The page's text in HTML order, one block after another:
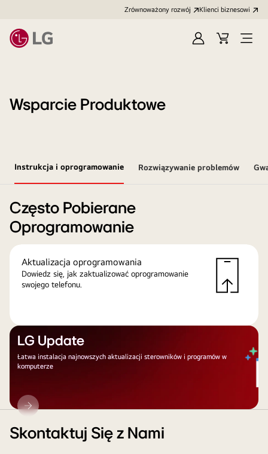
Zrównoważony rozwój Klienci biznesowi
ZalogujKoszyk
Wsparcie Produktowe
Instrukcja i oprogramowanie Rozwiązywanie problemów
Często Pobierane
Oprogramowanie
Aktualizacja oprogramowania
Dowiedz się, jak zaktualizować oprogramowanie
swojego telefonu.
LG Update
Łatwa instalacja najnowszych aktualizacji sterowników i programów w
komputerze
LG
Update
Skontaktuj Się z Nami